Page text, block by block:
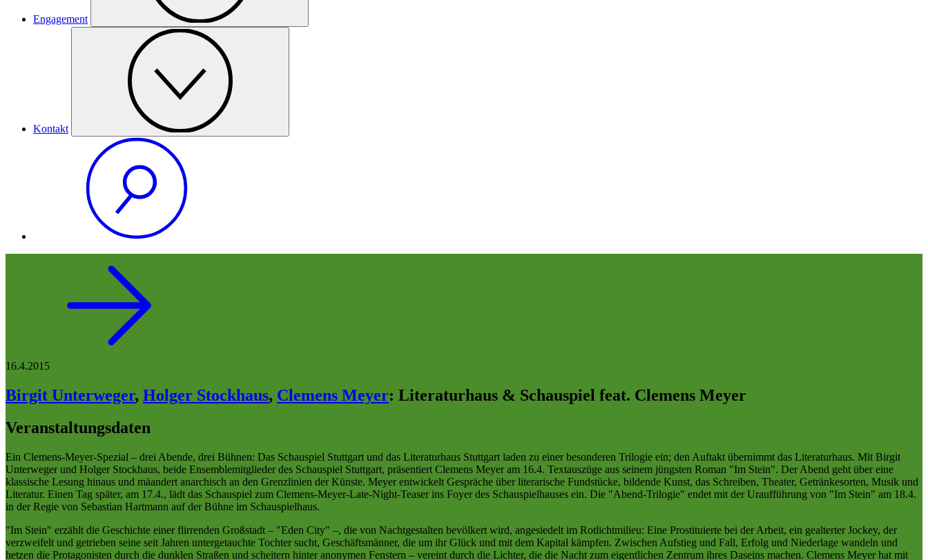
Engagement
Kontakt
16.4.2015
Birgit Unterweger, Holger Stockhaus, Clemens Meyer: Literaturhaus & Schauspiel feat. Clemens Meyer
Veranstaltungsdaten
Ein Clemens-Meyer-Spezial – drei Abende, drei Bühnen: Das Schauspiel Stuttgart und das Literaturhaus Stuttgart laden zu einer besonderen Trilogie ein; den Auftakt übernimmt das Literaturhaus. Mit Birgit
Unterweger und Holger Stockhaus, beide Ensemblemitglieder des Schauspiel Stuttgart, präsentiert Clemens Meyer am 16.4. Textauszüge aus seinem jüngsten Roman "Im Stein". Der Abend geht über eine
klassische Lesung hinaus und mäandert anarchisch an den Grenzlinien der Künste. Meyer entwickelt Gespräche über literarische Fundstücke, bildende Kunst, das Schreiben, Theater, Getränkesorten, Musik und
Literatur. Einen Tag später, am 17.4., lädt das Schauspiel zum Clemens-Meyer-Late-Night-Teaser ins Foyer des Schauspielhauses ein. Die "Abend-Trilogie" endet mit der Uraufführung von "Im Stein" am 18.4.
in der Regie von Sebastian Hartmann auf der Bühne im Schauspielhaus.
"Im Stein" erzählt die Geschichte einer flirrenden Großstadt – "Eden City" –, die von Nachtgestalten bevölkert wird, angesiedelt im Rotlichtmilieu: Eine Prostituierte bei der Arbeit, ein gealterter Jockey, der
verzweifelt und getrieben seine seit Jahren untergetauchte Tochter sucht, Geschäftsmänner, die um ihr Glück und mit dem Kapital kämpfen. Zwischen Aufstieg und Fall, Erfolg und Niederlage wandeln und
hetzen die Protagonisten durch die dunklen Straßen und scheitern hinter anonymen Fenstern – vereint durch die Lichter, die die Nacht zum eigentlichen Zentrum ihres Daseins machen. Clemens Meyer hat mit